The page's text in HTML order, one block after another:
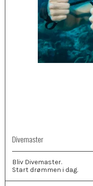
Divemaster
Bliv Divemaster.
Start drømmen i dag.